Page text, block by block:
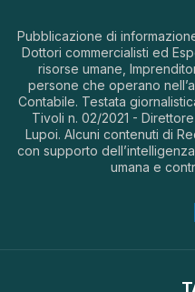
Pubblicazione di
Dottori commercialisti ed
risorse umane,
persone che operano
Contabile. Testata
Tivoli n. 02/2021 -
Lupoi. Alcuni contenuti di
con supporto
umana e